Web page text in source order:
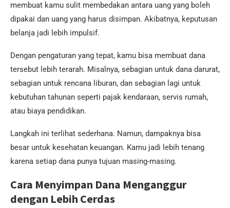
membuat kamu sulit membedakan antara uang yang boleh
dipakai dan uang yang harus disimpan. Akibatnya, keputusan
belanja jadi lebih impulsif.
Dengan pengaturan yang tepat, kamu bisa membuat dana
tersebut lebih terarah. Misalnya, sebagian untuk dana darurat,
sebagian untuk rencana liburan, dan sebagian lagi untuk
kebutuhan tahunan seperti pajak kendaraan, servis rumah,
atau biaya pendidikan.
Langkah ini terlihat sederhana. Namun, dampaknya bisa
besar untuk kesehatan keuangan. Kamu jadi lebih tenang
karena setiap dana punya tujuan masing-masing.
Cara Menyimpan Dana Menganggur
dengan Lebih Cerdas